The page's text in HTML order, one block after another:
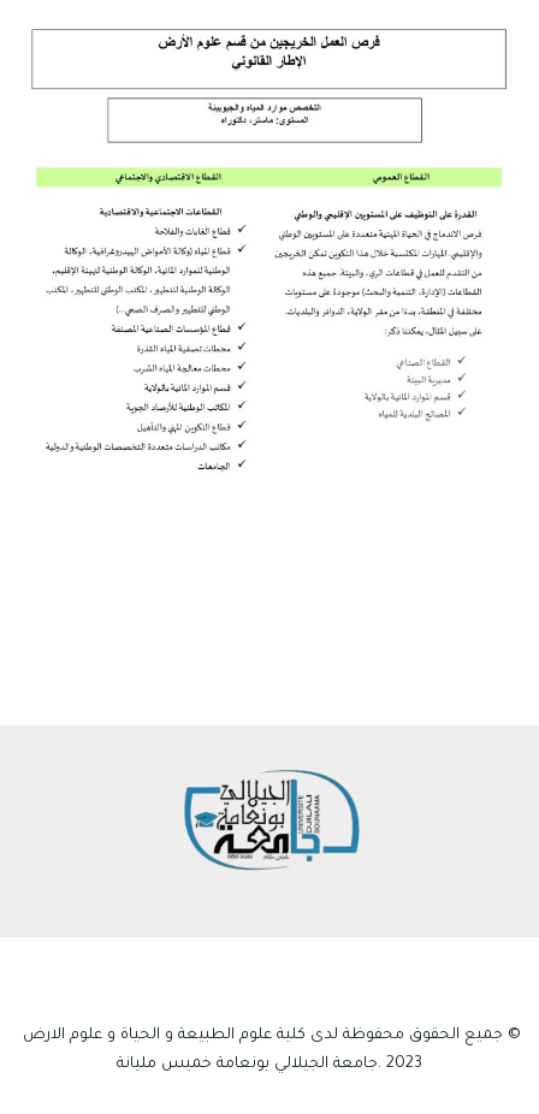
© جميع الحقوق محفوظة لدى كلية علوم الطبيعة و الحياة و علوم الارض
2023 .جامعة الجيلالي بونعامة خميس مليانة